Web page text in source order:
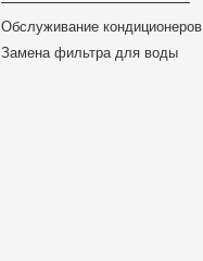
Обслуживание кондиционеров
Замена фильтра для воды